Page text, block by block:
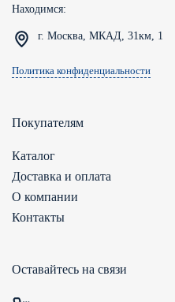
Находимся:
г. Москва, МКАД, 31км, 1
Политика конфиденциальности
Покупателям
Каталог
Доставка и оплата
О компании
Контакты
Оставайтесь на связи